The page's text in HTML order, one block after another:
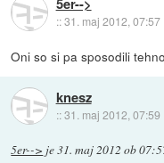
::31. maj 2012, 07:57
Oni so si pa sposodili
knesz
::31. maj 2012, 07:59
5er--> je31. maj 2012 ob